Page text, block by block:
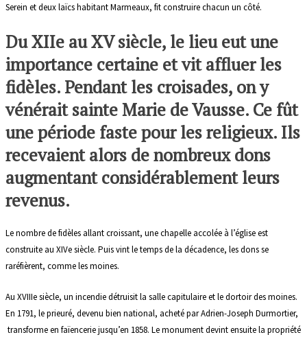
Serein et deux laïcs habitant Marmeaux, fit construire chacun un côté.
Du XIIe au XV siècle, le lieu eut une
importance certaine et vit affluer les
fidèles. Pendant les croisades, on y
vénérait sainte Marie de Vausse. Ce fût
une période faste pour les religieux. Ils
recevaient alors de nombreux dons
augmentant considérablement leurs
revenus.
Le nombre de fidèles allant croissant, une chapelle accolée à l’église est
construite au XIVe siècle. Puis vint le temps de la décadence, les dons se
raréfièrent, comme les moines.
Au XVIIIe siècle, un incendie détruisit la salle capitulaire et le dortoir des moines.
En 1791, le prieuré, devenu bien national, acheté par Adrien-Joseph Durmortier,
transforme en faïencerie jusqu’en 1858. Le monument devint ensuite la propriété